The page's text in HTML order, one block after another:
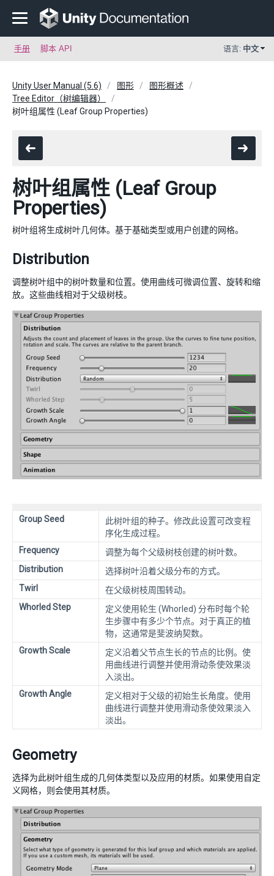
手册 脚本 API 语言: 中文
Unity User Manual (5.6) 图形
图形概述
Tree Editor（树编辑器）
树叶组属性 (Leaf Group Properties)
树叶组属性 (Leaf Group
Properties)
树叶组将生成树叶几何体。基于基础类型或用户创建的网格。
Distribution
调整树叶组中的树叶数量和位置。使用曲线可微调位置、旋转和缩
放。这些曲线相对于父级树枝。
Group Seed
此树叶组的种子。修改此设置可改变程
序化生成过程。
Frequency
调整为每个父级树枝创建的树叶数。
Distribution
选择树叶沿着父级分布的方式。
Twirl
在父级树枝周围转动。
Whorled Step
定义使用轮生 (Whorled) 分布时每个轮
生步骤中有多少个节点。对于真正的植
物，这通常是斐波纳契数。
Growth Scale
定义沿着父节点生长的节点的比例。使
用曲线进行调整并使用滑动条使效果淡
入淡出。
Growth Angle
定义相对于父级的初始生长角度。使用
曲线进行调整并使用滑动条使效果淡入
淡出。
Geometry
选择为此树叶组生成的几何体类型以及应用的材质。如果使用自定
义网格，则会使用其材质。